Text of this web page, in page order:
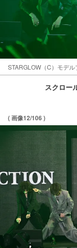
STARGLOW（C）モデル
スクロー
( 画像12/106 )